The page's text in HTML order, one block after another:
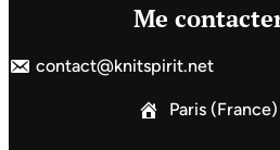
Me
contact@knitspirit.net
Paris (France)